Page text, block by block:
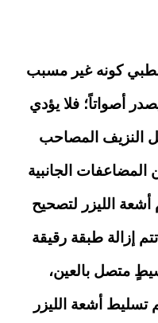
كونه غير مسبب
أصواتاً؛ فلا يؤدي
النزيف المصاحب
المضاعفات الجانبية
أشعة الليزر لتصحيح
إزالة طبقة رقيقة
متصل بالعين،
أشعة الليزر